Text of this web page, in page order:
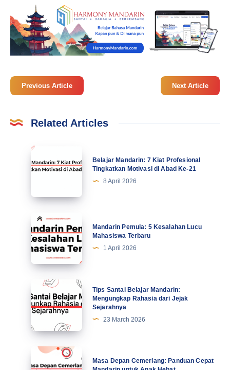
Previous Article Next Article
Related Articles
Belajar
Mandarin:
Profesional
Tingkatkan
Motivasi
di
Abad
Ke-
Belajar Mandarin: 7 Kiat Profesional
Tingkatkan Motivasi di Abad Ke-21
8 April 2026
Mandarin
Pemula:
5
Kesalahan
Lucu
Mahasiswa
Terbaru
Mandarin Pemula: 5 Kesalahan Lucu
Mahasiswa Terbaru
1 April 2026
Tips
Santai
Belajar
Mandarin:
Mengungkap
Rahasia
dari
Tips Santai Belajar Mandarin:
Mengungkap Rahasia dari Jejak
Sejarahnya
23 March 2026
Masa
Depan
Masa Depan Cemerlang: Panduan Cepat